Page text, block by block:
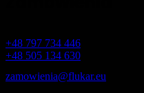
+48 797 734 446
+48 505 134 630
zamowienia@flukar.eu